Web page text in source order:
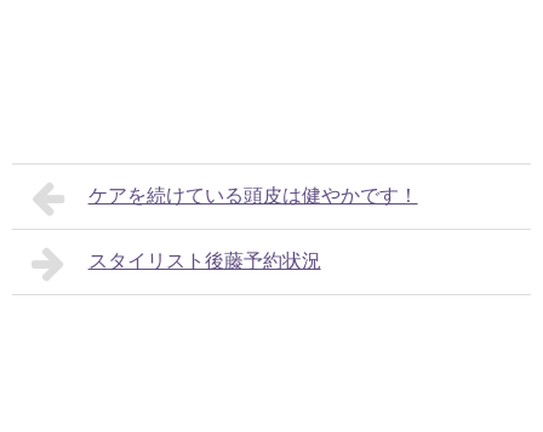
ケアを続けている頭皮は健やかです！
スタイリスト後藤予約状況